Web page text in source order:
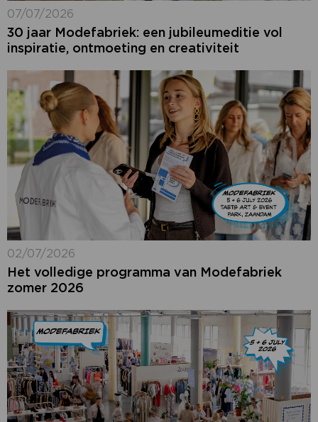
07/07/2026
30 jaar Modefabriek: een jubileumeditie vol
inspiratie, ontmoeting en creativiteit
02/07/2026
Het volledige programma van Modefabriek
zomer 2026